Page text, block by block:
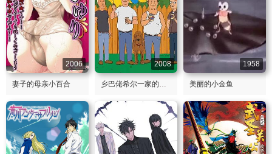
2006
妻子的母亲小百合
2008
乡巴佬希尔一家的幸福生活第十三季
1958
美丽的小金鱼